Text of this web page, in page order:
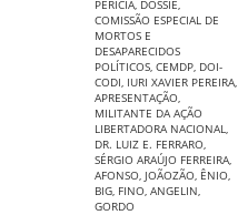
PERÍCIA, DOSSIÊ,
COMISSÃO ESPECIAL DE
MORTOS E
DESAPARECIDOS
POLÍTICOS, CEMDP, DOI-
CODI, IURI XAVIER PEREIRA,
APRESENTAÇÃO,
MILITANTE DA AÇÃO
LIBERTADORA NACIONAL,
DR. LUIZ E. FERRARO,
SÉRGIO ARAÚJO FERREIRA,
AFONSO, JOÃOZÃO, ÊNIO,
BIG, FINO, ANGELIN,
GORDO